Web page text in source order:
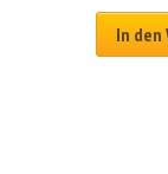
In den